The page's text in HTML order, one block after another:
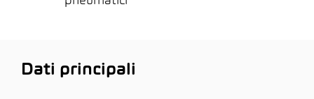
Dati principali